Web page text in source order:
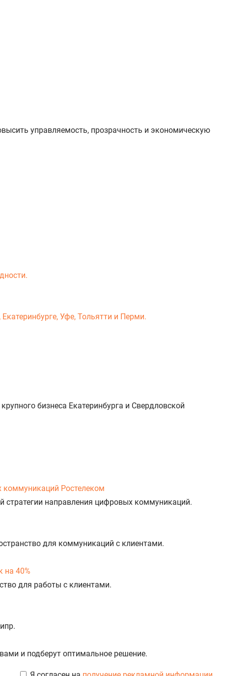
управляемость, прозрачность и экономическую
Уфе, Тольятти и Перми.
бизнеса Екатеринбурга и Свердловской
коммуникаций Ростелеком
стратегии направления цифровых коммуникаций.
для коммуникаций с клиентами.
на 40%
для работы с клиентами.
и подберут оптимальное решение.